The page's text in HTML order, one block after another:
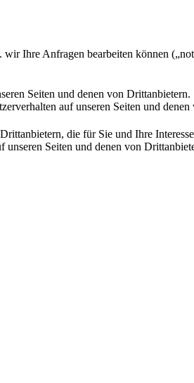
Ihre Anfragen bearbeiten können
Seiten und denen von Drittanbietern.
auf unseren Seiten und
die für Sie und Ihre
unseren Seiten und denen von